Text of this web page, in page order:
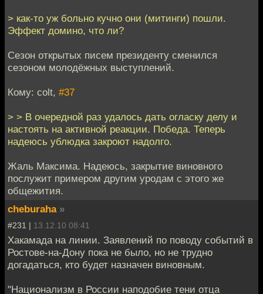
> как-то уж больно кучно они (митинги) пошли.
Эффект домино, что ли?
Сезон открытых писем президенту сменился
сезоном молодёжных выступлений.
Кому: colt, #37
> > В очередной раз удалось дать огласку делу и
настоять на активной реакции. Победа. Теперь
надеюсь ублюдка закроют надолго.
Жаль Максима. Надеюсь, закрытие виновного
послужит примером другим уродам с этого же
общежития.
cheburaha »
#231 | 13.12.10 08:41
Хакамада на линии. Заявлений по поводу событий в
Ростове-на-Дону пока не было, но не трудно
догадаться, кто будет назначен виновным.
"Национализм в России наподобие тени отца